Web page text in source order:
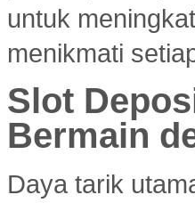
untuk
menikmati
Slot
Bermain
Daya tarik